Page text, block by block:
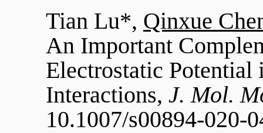
Tian Lu*, Qinxue
An Important
Electrostatic
Interactions, J. Mol.
10.1007/s00894-020-